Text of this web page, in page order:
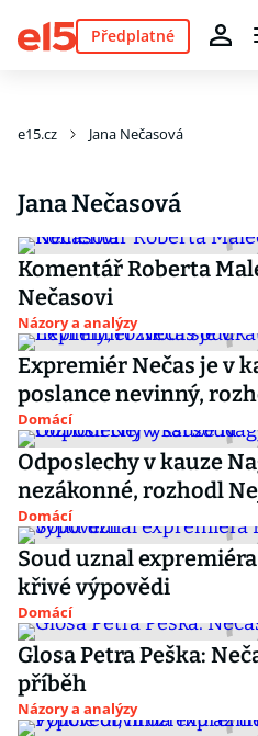
Předplatné
e15.cz Jana Nečasová
Jana Nečasová
Komentář Roberta
Nečasovi
Názory a analýzy
Expremiér Nečas je v
poslance nevinný,
Domácí
Odposlechy v kauze
nezákonné, rozhodl
Domácí
Soud uznal
křivé výpovědi
Domácí
Glosa Petra Peška:
příběh
Názory a analýzy